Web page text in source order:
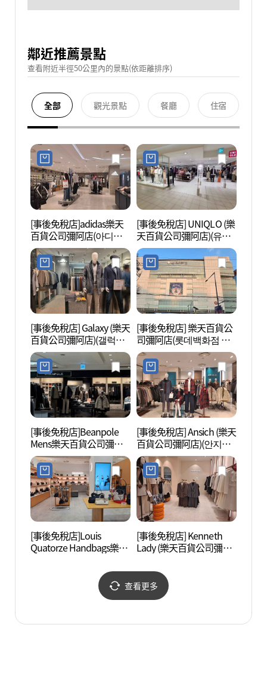
鄰近推薦景點
查看附近半徑50公里內的景點(依距離排序)
全部 觀光景點 餐廳 住宿
[事後免稅店]adidas樂天
百貨公司彌阿店(아디다
스 롯데백화점 미아점)
[事後免稅店] UNIQLO (樂
天百貨公司彌阿店)(유니
클로 롯데백화점 미아점)
[事後免稅店] Galaxy (樂天
百貨公司彌阿店)(갤럭시
롯데백화점 미아점)
[事後免稅店] 樂天百貨公
司彌阿店(롯데백화점 미
아점)
[事後免稅店]Beanpole
Mens樂天百貨公司彌阿
店(빈폴맨즈 롯데백화점
미아점)
[事後免稅店] Ansich (樂天
百貨公司彌阿店)(안지크
롯데백화점 미아점)
[事後免稅店]Louis
Quatorze Handbags樂天
또즈 핸드백 롯데백화점
[事後免稅店] Kenneth
Lady (樂天百貨公司彌阿
화점 미아점)
查看更多